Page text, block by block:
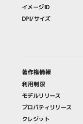
イメージID
DPI/サイズ
著作権情報
利用制限
モデルリリース
プロパティリリース
クレジット